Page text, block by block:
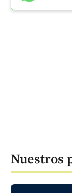
Nuestros